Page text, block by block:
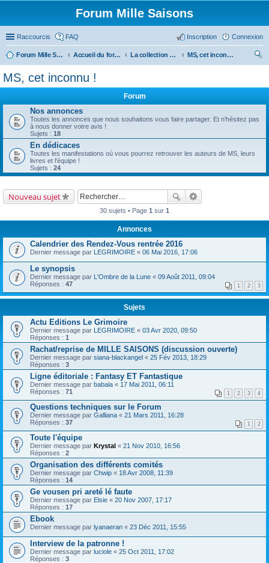
Forum Mille Saisons
Raccourcis FAQ Connexion
Inscription
Forum Mille Saisons Accueil du forum La collection Mille Saisons
MS, cet inconnu !
MS, cet inconnu !
Forum
Nos annonces
Toutes les annonces que nous souhaitons vous faire partager. Et n'hésitez pas
à nous donner votre avis !
Sujets : 18
En dédicaces
Toutes les manifestations où vous pourrez retrouver les auteurs de MS, leurs
livres et l'équipe !
Sujets : 24
Nouveau sujet
30 sujets • Page 1 sur 1
Annonces
Calendrier des Rendez-Vous rentrée 2016
Dernier message par LEGRIMOIRE « 06 Mai 2016, 17:06
Le synopsis
Dernier message par L'Ombre de la Lune « 09 Août 2011, 09:04
Réponses : 47 1 2 3
Sujets
Actu Editions Le Grimoire
Dernier message par LEGRIMOIRE « 03 Avr 2020, 09:50
Réponses : 1
Rachat/reprise de MILLE SAISONS (discussion ouverte)
Dernier message par siana-blackangel « 25 Fév 2013, 18:29
Réponses : 3
Ligne éditoriale : Fantasy ET Fantastique
Dernier message par babala « 17 Mai 2011, 06:11
Réponses : 71 1 2 3 4
Questions techniques sur le Forum
Dernier message par Galliana « 21 Mars 2011, 16:28
Réponses : 37 1 2
Toute l'équipe
Dernier message par Krystal « 21 Nov 2010, 16:56
Réponses : 2
Organisation des différents comités
Dernier message par Chwip « 18 Avr 2008, 11:39
Réponses : 14
Ge vousen pri areté lé faute
Dernier message par Elsie « 20 Nov 2007, 17:17
Réponses : 17
Ebook
Dernier message par lyanaeran « 23 Déc 2011, 15:55
Interview de la patronne !
Dernier message par luciole « 25 Oct 2011, 17:02
Réponses : 3